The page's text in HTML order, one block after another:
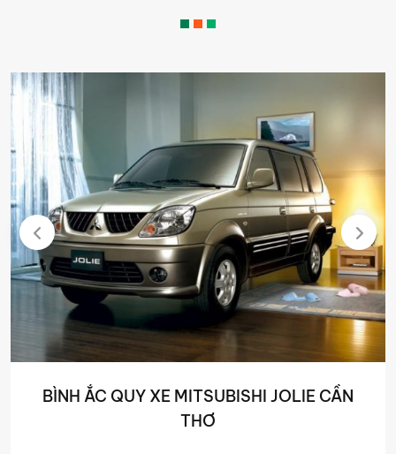
BÌNH ẮC QUY XE MITSUBISHI JOLIE CẦN
THƠ